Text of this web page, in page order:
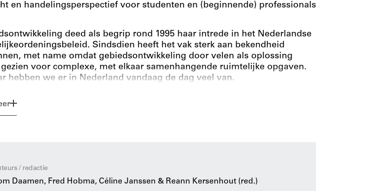
en handelingsperspectief voor studenten en (beginnende) professionals
deed als begrip rond 1995 haar intrede in het Nederlandse
Sindsdien heeft het vak sterk aan bekendheid
met name omdat gebiedsontwikkeling door velen als oplossing
voor complexe, met elkaar samenhangende ruimtelijke opgaven.
hebben we er in Nederland vandaag de dag veel van.
laat stapsgewijs zien wat gebiedsontwikkeling als vakdiscipline inhoudt.
zich op het realiseren van verandering in een afgebakend deel van onze
vindt in dit boek een stevig houvast.
/ redactie
Daamen, Fred Hobma, Céline Janssen & Reann Kersenhout (red.)